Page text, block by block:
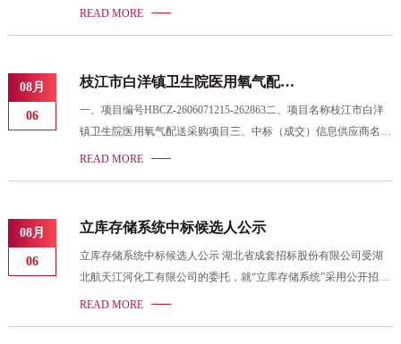
且经采购人验收合格并出具验收合格证明之日
三、中标（成交）信息中标人名称：湖北中科亿拓科技有限公司中
确认后方可供货，否则采购人有权拒绝验收）。质保期：相关硬件
设备提供原厂免费质保3年，平台系统3年免费升级及维护。所有采
购内容应达到国家或行业颁布的现行各项技术标准、验收规范规定
和采购人验收要求。质保期从产品交货、安装、调试正常，且经采
购人验收合格并出具验收合格证明之日起
READ MORE
08月
06
枝江市白洋镇卫生院医用氧气配送
一、项目编号HBCZ-2606071215-262863二、项目名称枝江市白洋
镇卫生院医用氧气配送采购项目三、中标（成交）信息供应商名
称：宜昌市得心实用气体有限公司供应商地址：湖北省宜昌市高新
年，按照采购人需求分次供货。合同一年一签，根据采购人考核情
况，最多可续签两次。付款到达项目预算金额或者时间到达，则项
目合同完成终止。四、评审专家名单杨正勤（组长）、熊长英、徐
沁陶（采购人代表）五、评审信息1、评审时间：2026-08-042、评
审地点：湖北省宜昌市伍家岗区沿江大道130号美
READ MORE
08月
06
立库存储系统中标候选人公示
立库存储系统中标候选人公示 湖北省成套招标股份有限公司受湖
北航天江河化工有限公司的委托，就“立库存储系统”采用公开招标
方式进行招标。2026年8月5日9时30分按期举行了开标会，并于开
READ MORE